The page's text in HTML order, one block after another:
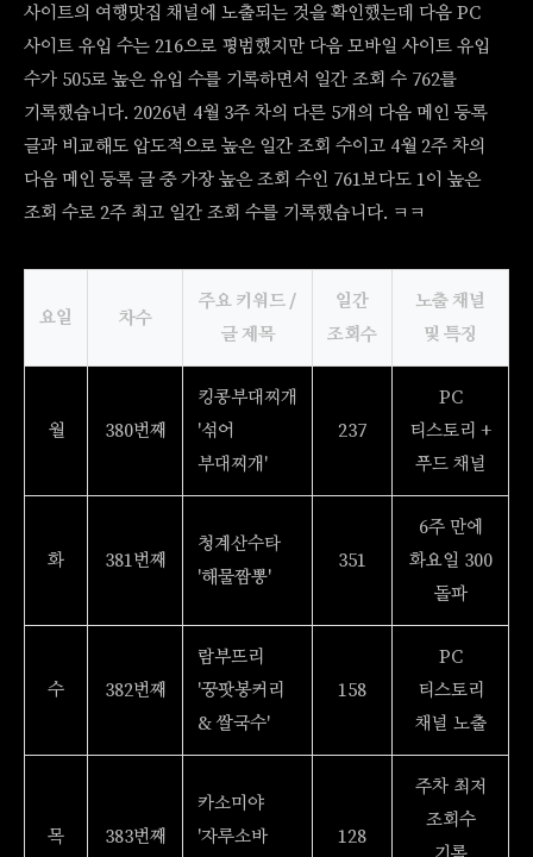
사이트의 여행맛집 채널에 노출되는 것을 확인했는데 다음 PC
사이트 유입 수는 216으로 평범했지만 다음 모바일 사이트 유입
수가 505로 높은 유입 수를 기록하면서 일간 조회 수 762를
기록했습니다. 2026년 4월 3주 차의 다른 5개의 다음 메인 등록
글과 비교해도 압도적으로 높은 일간 조회 수이고 4월 2주 차의
다음 메인 등록 글 중 가장 높은 조회 수인 761보다도 1이 높은
조회 수로 2주 최고 일간 조회 수를 기록했습니다. ㅋㅋ
요일 차수
주요 키워드 /
글 제목
일간
조회수
노출 채널
및 특징
월 380번째
킹콩부대찌개
'섞어
부대찌개'
237
PC
티스토리 +
푸드 채널
화 381번째
청계산수타
'해물짬뽕'
351
6주 만에
화요일 300
돌파
수 382번째
람부뜨리
'꿍팟봉커리
& 쌀국수'
158
PC
티스토리
채널 노출
목 383번째
카소미야
'자루소바
128
주차 최저
조회수